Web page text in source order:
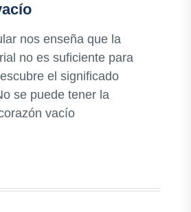
nos enseña que la
no es suficiente para
el significado
se puede tener la
vacío